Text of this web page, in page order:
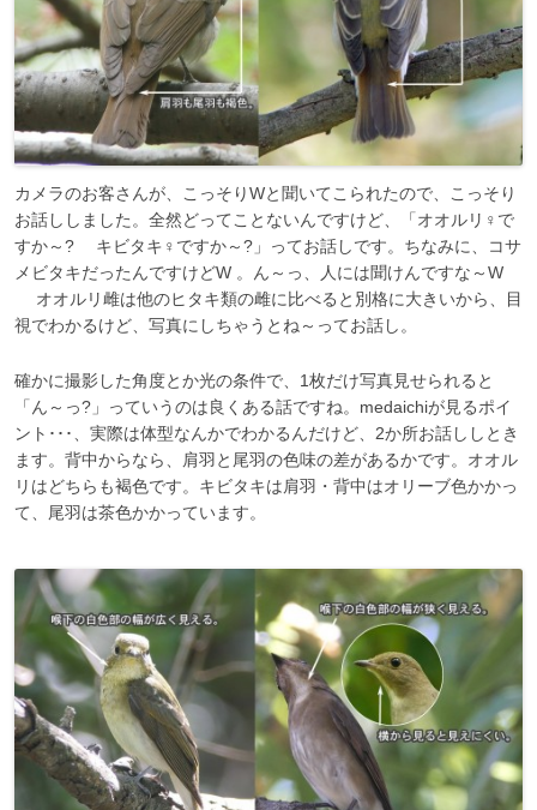
カメラのお客さんが、こっそりWと聞いてこられたので、こっそり
お話ししました。全然どってことないんですけど、「オオルリ♀で
すか～? キビタキ♀ですか～?」ってお話しです。ちなみに、コサ
メビタキだったんですけどW 。ん～っ、人には聞けんですな～W
オオルリ雌は他のヒタキ類の雌に比べると別格に大きいから、目
視でわかるけど、写真にしちゃうとね～ってお話し。
確かに撮影した角度とか光の条件で、1枚だけ写真見せられると
「ん～っ?」っていうのは良くある話ですね。medaichiが見るポイ
ント･･･、実際は体型なんかでわかるんだけど、2か所お話ししとき
ます。背中からなら、肩羽と尾羽の色味の差があるかです。オオル
リはどちらも褐色です。キビタキは肩羽・背中はオリーブ色かかっ
て、尾羽は茶色かかっています。